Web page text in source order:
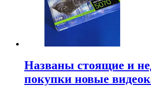
Названы стоящие и
покупки новые